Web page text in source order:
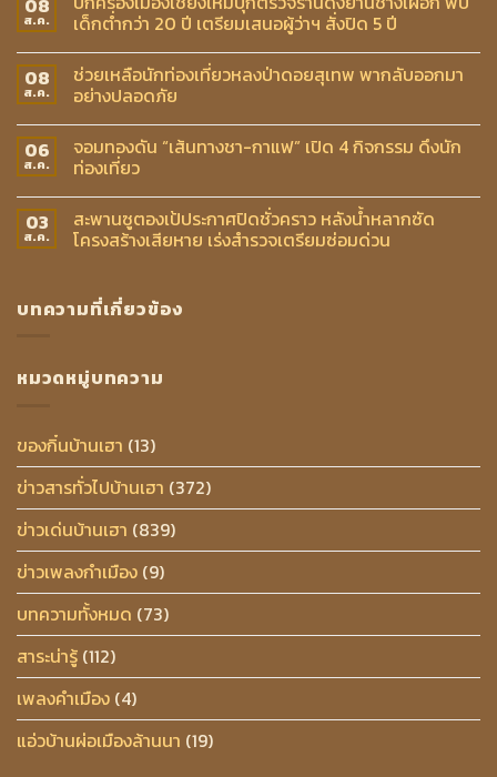
ส.ค. เด็กต่ำกว่า 20 ปี เตรียมเสนอผู้ว่าฯ สั่งปิด 5 ปี
08
ส.ค.
ช่วยเหลือนักท่องเที่ยวหลงป่าดอยสุเทพ พากลับออกมา
อย่างปลอดภัย
06
ส.ค.
จอมทองดัน “เส้นทางชา-กาแฟ” เปิด 4 กิจกรรม ดึงนัก
ท่องเที่ยว
03
ส.ค.
สะพานซูตองเป้ประกาศปิดชั่วคราว หลังน้ำหลากซัด
โครงสร้างเสียหาย เร่งสำรวจเตรียมซ่อมด่วน
บทความที่เกี่ยวข้อง
หมวดหมู่บทความ
ของกิ๋นบ้านเฮา (13)
ข่าวสารทั่วไปบ้านเฮา (372)
ข่าวเด่นบ้านเฮา (839)
ข่าวเพลงกำเมือง (9)
บทความทั้งหมด (73)
สาระน่ารู้ (112)
เพลงคำเมือง (4)
แอ่วบ้านผ่อเมืองล้านนา (19)